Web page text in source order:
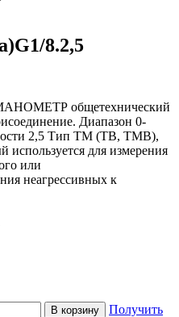
8.2,5
общетехнический
Диапазон 0-
2,5 Тип ТМ (ТВ, ТМВ),
используется для измерения
или
неагрессивных к
В корзину
Получить